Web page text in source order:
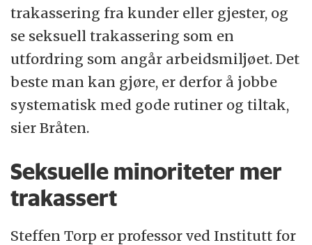
trakassering fra kunder eller gjester, og
se seksuell trakassering som en
utfordring som angår arbeidsmiljøet. Det
beste man kan gjøre, er derfor å jobbe
systematisk med gode rutiner og tiltak,
sier Bråten.
Seksuelle minoriteter mer
trakassert
Steffen Torp er professor ved Institutt for